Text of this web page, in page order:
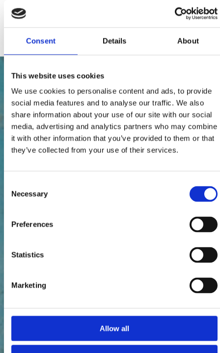
Consent Details About
This website uses cookies
We use cookies to personalise content and ads, to provide
social media features and to analyse our traffic. We also
share information about your use of our site with our social
media, advertising and analytics partners who may combine
it with other information that you’ve provided to them or that
they’ve collected from your use of their services.
Selection
Necessary
Preferences
Statistics
Marketing
Allow all
Kabelová nebo satelitní televize